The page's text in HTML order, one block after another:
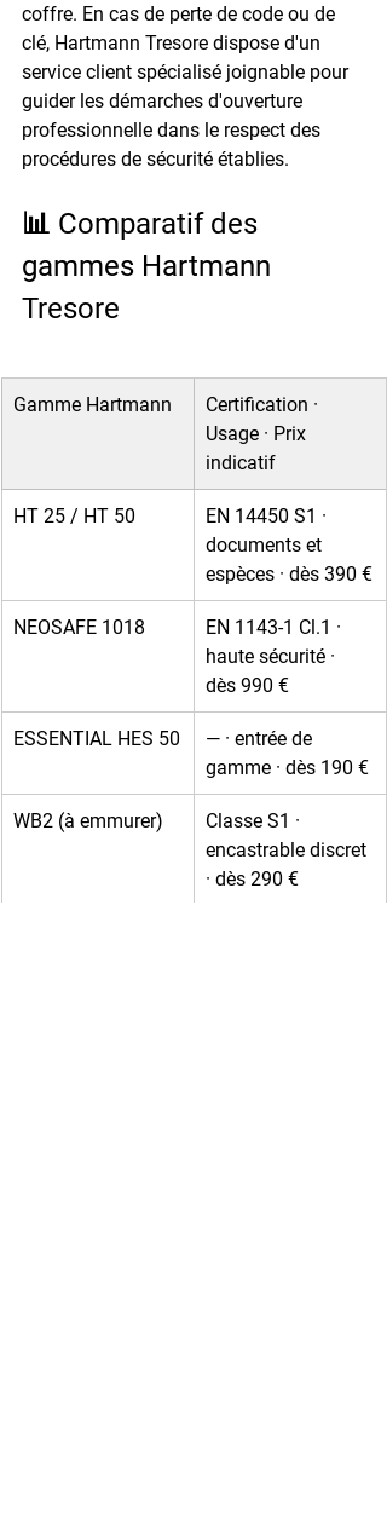
coffre. En cas de perte de code ou de
clé, Hartmann Tresore dispose d'un
service client spécialisé joignable pour
guider les démarches d'ouverture
professionnelle dans le respect des
procédures de sécurité établies.
📊 Comparatif des
gammes Hartmann
Tresore
Gamme Hartmann
Certification ·
Usage · Prix
indicatif
HT 25 / HT 50
EN 14450 S1 ·
documents et
espèces · dès 390 €
NEOSAFE 1018
EN 1143-1 Cl.1 ·
haute sécurité ·
dès 990 €
ESSENTIAL HES 50
— · entrée de
gamme · dès 190 €
WB2 (à emmurer)
Classe S1 ·
encastrable discret
· dès 290 €